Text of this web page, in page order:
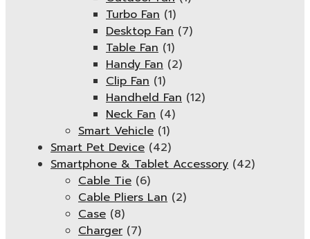
Turbo Fan (1)
Desktop Fan (7)
Table Fan (1)
Handy Fan (2)
Clip Fan (1)
Handheld Fan (12)
Neck Fan (4)
Smart Vehicle (1)
Smart Pet Device (42)
Smartphone & Tablet Accessory (42)
Cable Tie (6)
Cable Pliers Lan (2)
Case (8)
Charger (7)